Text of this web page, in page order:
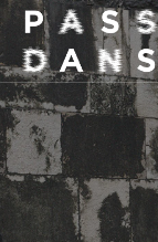
LA SAISON 25/26
MAI DE LA DANSE
LE PASSEDANSE
LES LIEUX